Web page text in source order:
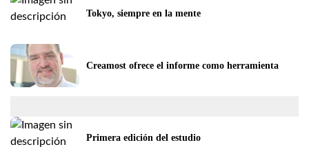
Tokyo, siempre en la mente
Creamost ofrece el informe como herramienta
Primera edición del estudio